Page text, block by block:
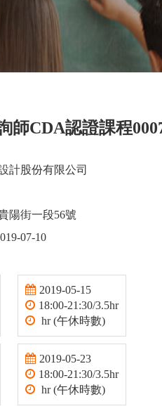
師CDA認證課程
計股份有限公司
陽街一段56號
07-10
2019-05-15
18:00-21:30/3.5hr
hr (午休時數)
2019-05-23
18:00-21:30/3.5hr
hr (午休時數)